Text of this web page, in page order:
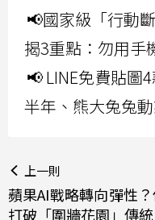
📢國家級「行動
揭3重點：勿用手
📢 LINE免費貼圖
半年、熊大兔兔
上一則
蘋果AI戰略轉向彈性
打破「圍牆花園」傳統